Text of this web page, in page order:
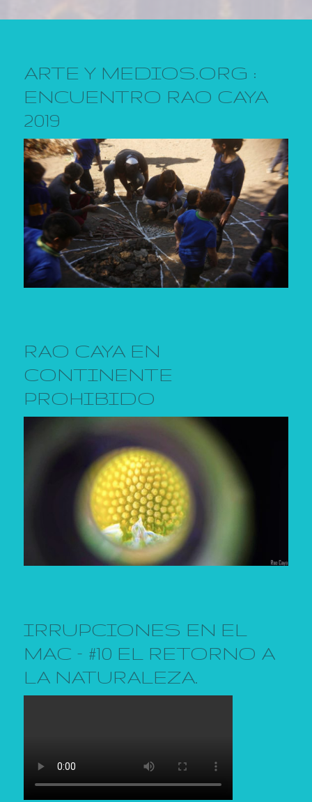
ARTE Y MEDIOS.ORG :
ENCUENTRO RAO CAYA
2019
RAO CAYA EN
CONTINENTE
PROHIBIDO
IRRUPCIONES EN EL
MAC – #10 EL RETORNO A
LA NATURALEZA.